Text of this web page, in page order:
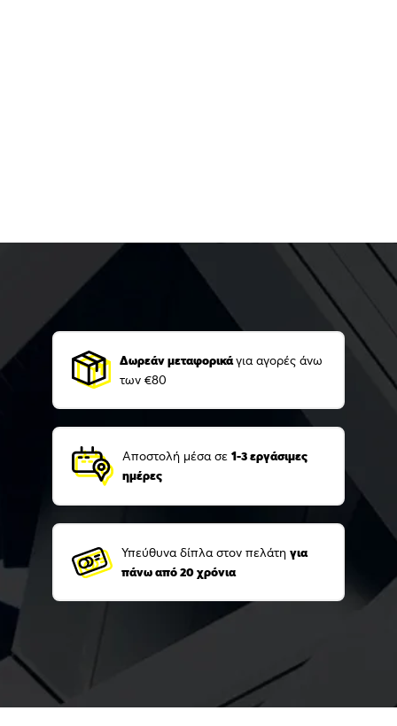
Δωρεάν μεταφορικάγια αγορές άνω
των €80
Αποστολή μέσα σε 1-3 εργάσιμες
ημέρες
Υπεύθυνα δίπλα στον πελάτη για
πάνω από 20 χρόνια